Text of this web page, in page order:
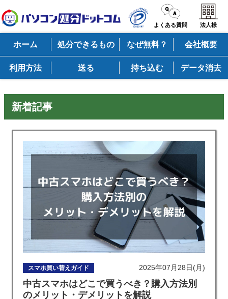
よくある質問 法人様
ホーム 処分できるもの なぜ無料？ 会社概要
利用方法 送る 持ち込む データ消去
新着記事
スマホ買い替えガイド 2025年07月28日(月)
中古スマホはどこで買うべき？購入方法別
のメリット・デメリットを解説